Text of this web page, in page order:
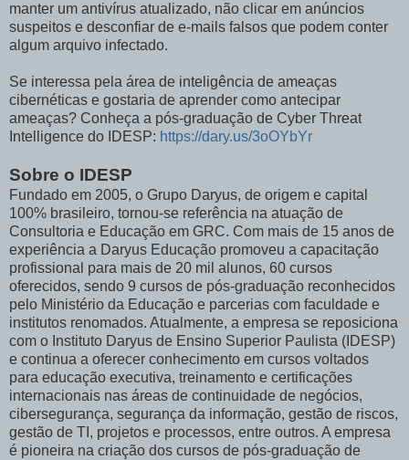
manter um antivírus atualizado, não clicar em anúncios
suspeitos e desconfiar de e-mails falsos que podem conter
algum arquivo infectado.
Se interessa pela área de inteligência de ameaças
cibernéticas e gostaria de aprender como antecipar
ameaças? Conheça a pós-graduação de Cyber Threat
Intelligence do IDESP: https://dary.us/3oOYbYr
Sobre o IDESP
Fundado em 2005, o Grupo Daryus, de origem e capital
100% brasileiro, tornou-se referência na atuação de
Consultoria e Educação em GRC. Com mais de 15 anos de
experiência a Daryus Educação promoveu a capacitação
profissional para mais de 20 mil alunos, 60 cursos
oferecidos, sendo 9 cursos de pós-graduação reconhecidos
pelo Ministério da Educação e parcerias com faculdade e
institutos renomados. Atualmente, a empresa se reposiciona
com o Instituto Daryus de Ensino Superior Paulista (IDESP)
e continua a oferecer conhecimento em cursos voltados
para educação executiva, treinamento e certificações
internacionais nas áreas de continuidade de negócios,
cibersegurança, segurança da informação, gestão de riscos,
gestão de TI, projetos e processos, entre outros. A empresa
é pioneira na criação dos cursos de pós-graduação de